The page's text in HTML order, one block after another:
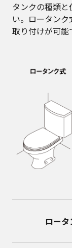
タンクの種類
い。ロータン
取り付けが可能
ロー